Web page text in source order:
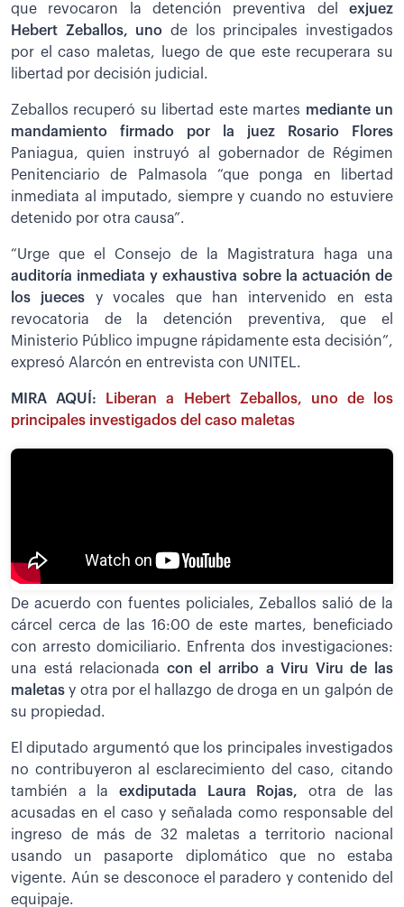
que revocaron la detención preventiva del exjuez
Hebert Zeballos, uno de los principales investigados
por el caso maletas, luego de que este recuperara su
libertad por decisión judicial.
Zeballos recuperó su libertad este martes mediante un
mandamiento firmado por la juez Rosario Flores
Paniagua, quien instruyó al gobernador de Régimen
Penitenciario de Palmasola “que ponga en libertad
inmediata al imputado, siempre y cuando no estuviere
detenido por otra causa”.
“Urge que el Consejo de la Magistratura haga una
auditoría inmediata y exhaustiva sobre la actuación de
los jueces y vocales que han intervenido en esta
revocatoria de la detención preventiva, que el
Ministerio Público impugne rápidamente esta decisión”,
expresó Alarcón en entrevista con UNITEL.
MIRA AQUÍ:
Liberan a Hebert Zeballos, uno de los
principales investigados del caso maletas
De acuerdo con fuentes policiales, Zeballos salió de la
cárcel cerca de las 16:00 de este martes, beneficiado
con arresto domiciliario. Enfrenta dos investigaciones:
una está relacionada con el arribo a Viru Viru de las
maletas y otra por el hallazgo de droga en un galpón de
su propiedad.
El diputado argumentó que los principales investigados
no contribuyeron al esclarecimiento del caso, citando
también a la exdiputada Laura Rojas, otra de las
acusadas en el caso y señalada como responsable del
ingreso de más de 32 maletas a territorio nacional
usando un pasaporte diplomático que no estaba
vigente. Aún se desconoce el paradero y contenido del
equipaje.